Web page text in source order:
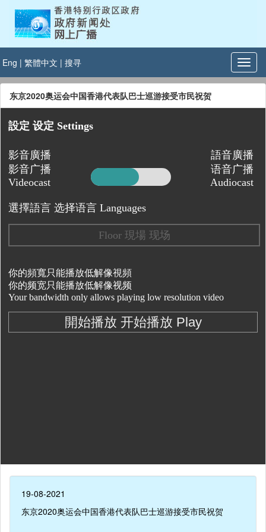
Eng | 繁體中文 | 搜寻
东京2020奥运会中国香港代表队巴士巡游接受市民祝贺
19-08-2021
东京2020奥运会中国香港代表队巴士巡游接受市民祝贺